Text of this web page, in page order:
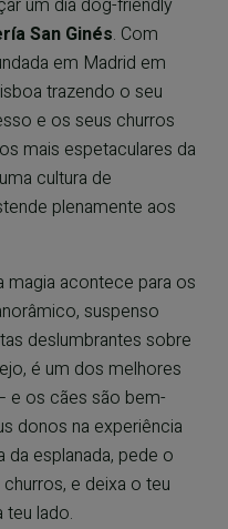
um dia dog-friendly
San Ginés. Com
em Madrid em
trazendo o seu
e os seus churros
mais espetaculares da
cultura de
plenamente aos
magia acontece para os
suspenso
deslumbrantes sobre
é um dos melhores
e os cães são bem-
donos na experiência
esplanada, pede o
e deixa o teu
teu lado.